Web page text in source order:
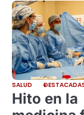
SALUD
Hito en la